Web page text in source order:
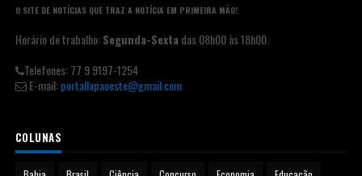
O SITE DE NOTÍCIAS QUE TRAZ A NOTÍCIA EM PRIMEIRA MÃO!
Horário de trabalho:Segunda-Sexta das 08h00 às 18h00.
Telefones: 77 9 9197-1254
E-mail:portallapaoeste@gmail.com
COLUNAS